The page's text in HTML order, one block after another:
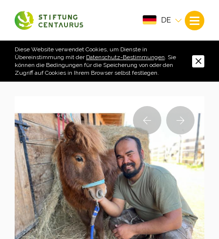
DE
Diese Website verwendet Cookies, um Dienste in
Übereinstimmung mit der Datenschutz-Bestimmungen. Sie
können die Bedingungen für die Speicherung von oder den
Zugriff auf Cookies in Ihrem Browser selbst festlegen.